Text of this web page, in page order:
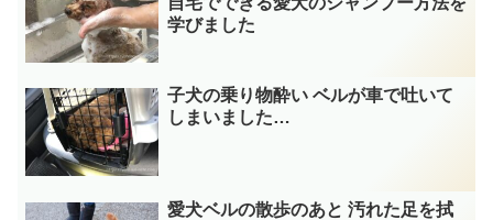
学びました
子犬の乗り物酔い ベルが車で吐いて
しまいました…
愛犬ベルの散歩のあと 汚れた足を拭